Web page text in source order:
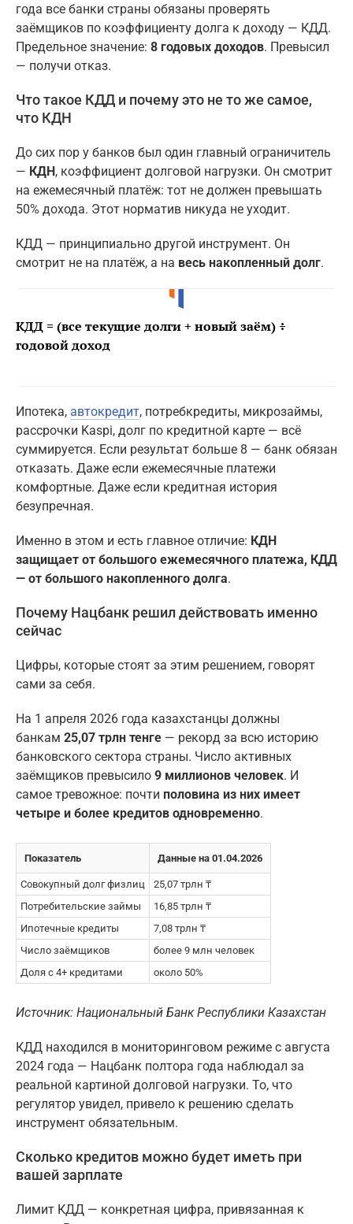
года все банки страны обязаны проверять
заёмщиков по коэффициенту долга к доходу — КДД.
Предельное значение: 8 годовых доходов. Превысил
— получи отказ.
Что такое КДД и почему это не то же самое,
что КДН
До сих пор у банков был один главный ограничитель
— КДН , коэффициент долговой нагрузки. Он смотрит
на ежемесячный платёж: тот не должен превышать
50% дохода. Этот норматив никуда не уходит.
КДД — принципиально другой инструмент. Он
смотрит не на платёж, а на весь накопленный долг.
КДД = (все текущие долги + новый заём) ÷
годовой доход
Ипотека, автокредит, потребкредиты, микрозаймы,
рассрочки Kaspi, долг по кредитной карте — всё
суммируется. Если результат больше 8 — банк обязан
отказать. Даже если ежемесячные платежи
комфортные. Даже если кредитная история
безупречная.
Именно в этом и есть главное отличие: КДН
защищает от большого ежемесячного платежа, КДД
— от большого накопленного долга.
Почему Нацбанк решил действовать именно
сейчас
Цифры, которые стоят за этим решением, говорят
сами за себя.
На 1 апреля 2026 года казахстанцы должны
банкам 25,07 трлн тенге — рекорд за всю историю
банковского сектора страны. Число активных
заёмщиков превысило 9 миллионов человек. И
самое тревожное: почти половина из них имеет
четыре и более кредитов одновременно.
Показатель Данные на 01.04.2026
Совокупный долг физлиц
25,07 трлн ₸
Потребительские займы
16,85 трлн ₸
Ипотечные кредиты
7,08 трлн ₸
Число заёмщиков
более 9 млн человек
Доля с 4+ кредитами
около 50%
Источник: Национальный Банк Республики Казахстан
КДД находился в мониторинговом режиме с августа
2024 года — Нацбанк полтора года наблюдал за
реальной картиной долговой нагрузки. То, что
регулятор увидел, привело к решению сделать
инструмент обязательным.
Сколько кредитов можно будет иметь при
вашей зарплате
Лимит КДД — конкретная цифра, привязанная к